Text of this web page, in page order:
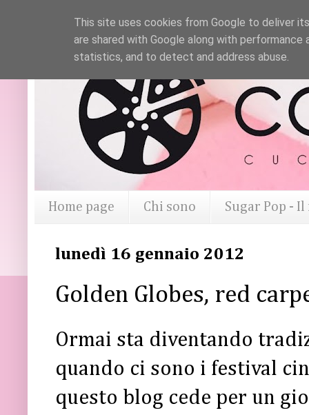
Home page Chi sono Sugar Pop -
lunedì 16 gennaio 2012
Golden Globes, red
Ormai sta diventando
quando ci sono i festival
questo blog cede per un
This site uses cookies from Google to deliver
are shared with Google along with
statistics, and to detect and address abuse.